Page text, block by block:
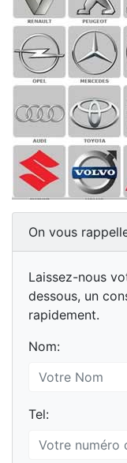
On vous
Laissez-nous
dessous, un
rapidement.
Nom:
Tel: